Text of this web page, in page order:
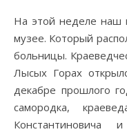
На этой неделе наш коллектив побывал в уникальном
музее. Который
больницы.
Лысых Горах
декабре прошлого
самородка,
Константиновича